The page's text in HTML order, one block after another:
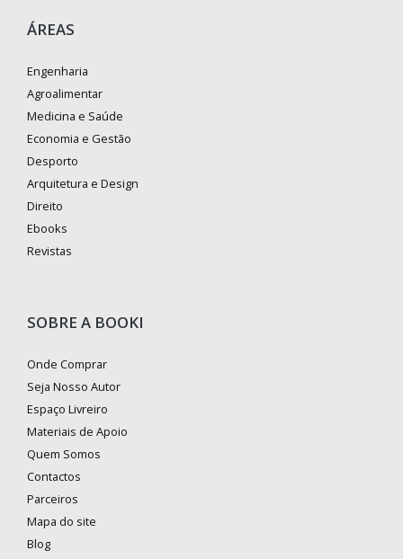
ÁREAS
Engenharia
Agroalimentar
Medicina e Saúde
Economia e Gestão
Desporto
Arquitetura e Design
Direito
Ebooks
Revistas
SOBRE A BOOKI
Onde Comprar
Seja Nosso Autor
Espaço Livreiro
Materiais de Apoio
Quem Somos
Contactos
Parceiros
Mapa do site
Blog